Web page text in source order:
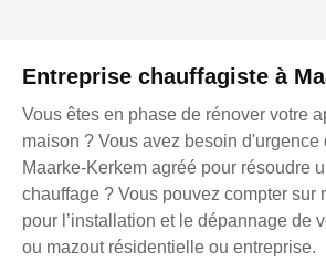
Entreprise chauffagiste à
Vous êtes en phase de rénover votre
maison ? Vous avez besoin d'urgence
Maarke-Kerkem agréé pour résoudre
chauffage ? Vous pouvez compter sur
pour l’installation et le dépannage de
ou mazout résidentielle ou entreprise.